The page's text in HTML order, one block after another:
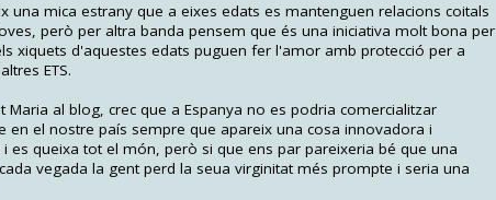
una mica estrany que a eixes edats es mantenguen relacions coitals
però per altra banda pensem que és una iniciativa molt bona per
xiquets d'aquestes edats puguen fer l'amor amb protecció per a
ETS.
al blog, crec que a Espanya no es podria comercialitzar
en el nostre país sempre que apareix una cosa innovadora i
es queixa tot el món, però si que ens par pareixeria bé que una
vegada la gent perd la seua virginitat més prompte i seria una